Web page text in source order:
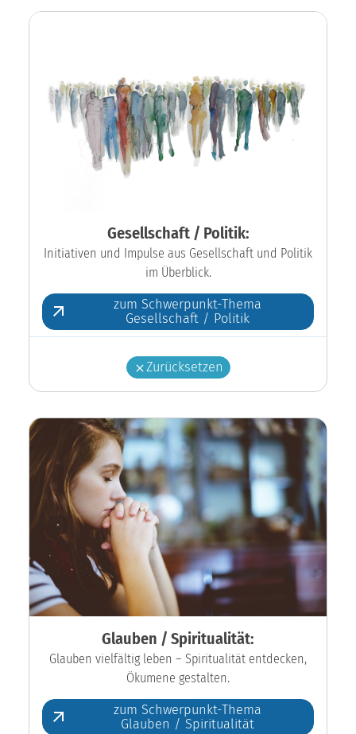
Gesellschaft / Politik:
Initiativen und Impulse aus Gesellschaft und Politik
im Überblick.
zum Schwerpunkt-Thema
Gesellschaft / Politik
Zurücksetzen
Glauben / Spiritualität:
Glauben vielfältig leben – Spiritualität entdecken,
Ökumene gestalten.
zum Schwerpunkt-Thema
Glauben / Spiritualität